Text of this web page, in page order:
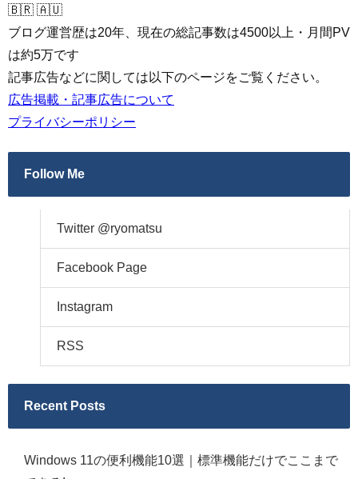
🇧🇷 🇦🇺
ブログ運営歴は20年、現在の総記事数は4500以上・月間PV
は約5万です
記事広告などに関しては以下のページをご覧ください。
広告掲載・記事広告について
プライバシーポリシー
Follow Me
Twitter @ryomatsu
Facebook Page
Instagram
RSS
Recent Posts
Windows 11の便利機能10選｜標準機能だけでここまで